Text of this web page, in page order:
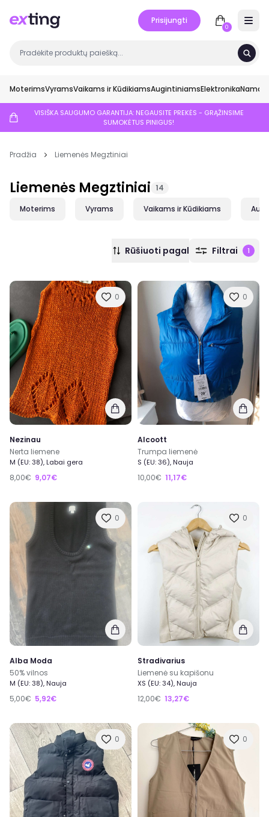
Prisijungti
0
MoterimsVyramsVaikams ir KūdikiamsAugintiniamsElektronikaNamai
VISIŠKA SAUGUMO GARANTIJA: NEGAUSITE PREKĖS - GRĄŽINSIME
SUMOKĖTUS PINIGUS!
Pradžia Liemenės Megztiniai
Liemenės Megztiniai 14
Moterims Vyrams Vaikams ir Kūdikiams
Rūšiuoti pagal Filtrai 1
0
Nezinau
Nerta liemene
M (EU: 38), Labai gera
8,00€ 9,07€
0
Alcoott
Trumpa liemenė
S (EU: 36), Nauja
10,00€ 11,17€
0
Alba Moda
50% vilnos
M (EU: 38), Nauja
5,00€ 5,92€
0
Stradivarius
Liemenė su kapišonu
XS (EU: 34), Nauja
12,00€ 13,27€
0 0